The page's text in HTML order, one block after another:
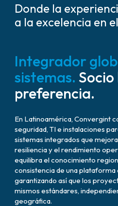
Donde la
a la excelencia en
Integrador
sistemas.
preferencia.
En Latinoamérica, Convergint
seguridad, TI e instalaciones
sistemas integrados que
resiliencia y el rendimiento
equilibra el conocimiento
consistencia de una
garantizando así que los
mismos estándares,
geográfica.